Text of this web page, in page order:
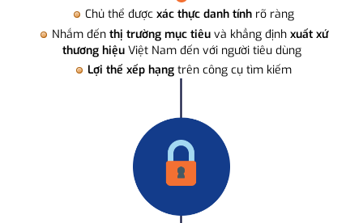
Chủ thể được xác thực danh tính rõ ràng
Nhắm đến thị trường mục tiêuvà khẳng định xuất xứ
thương hiệuViệt Nam đến với người tiêu dùng
Lợi thế xếp hạng trên công cụ tìm kiếm